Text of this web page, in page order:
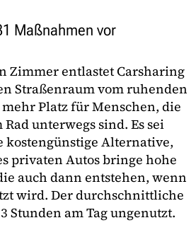
Maßnahmen vor
Zimmer entlastet Carsharing
Straßenraum vom ruhenden
Platz für Menschen, die
unterwegs sind. Es sei
kostengünstige Alternative,
privaten Autos bringe hohe
auch dann entstehen, wenn
wird. Der durchschnittliche
Stunden am Tag ungenutzt.